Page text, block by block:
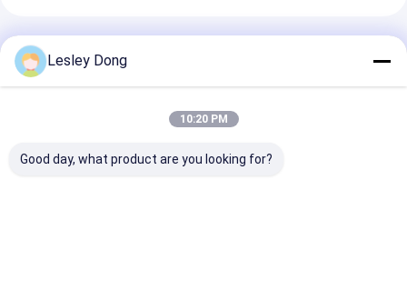
अनुशंसित उत्पाद
Lesley Dong
10:20 PM
Good day, what product are you looking for?